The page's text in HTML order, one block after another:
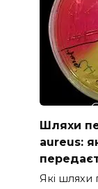
Шляхи
aureus:
Які шляхи